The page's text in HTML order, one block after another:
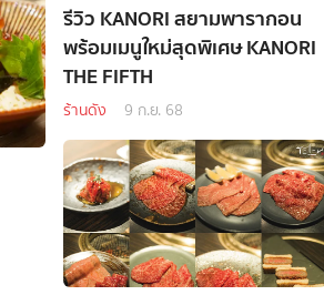
รีวิว KANORI สยามพารากอน
พร้อมเมนูใหม่สุดพิเศษ KANORI
THE FIFTH
ร้านดัง 9 ก.ย. 68